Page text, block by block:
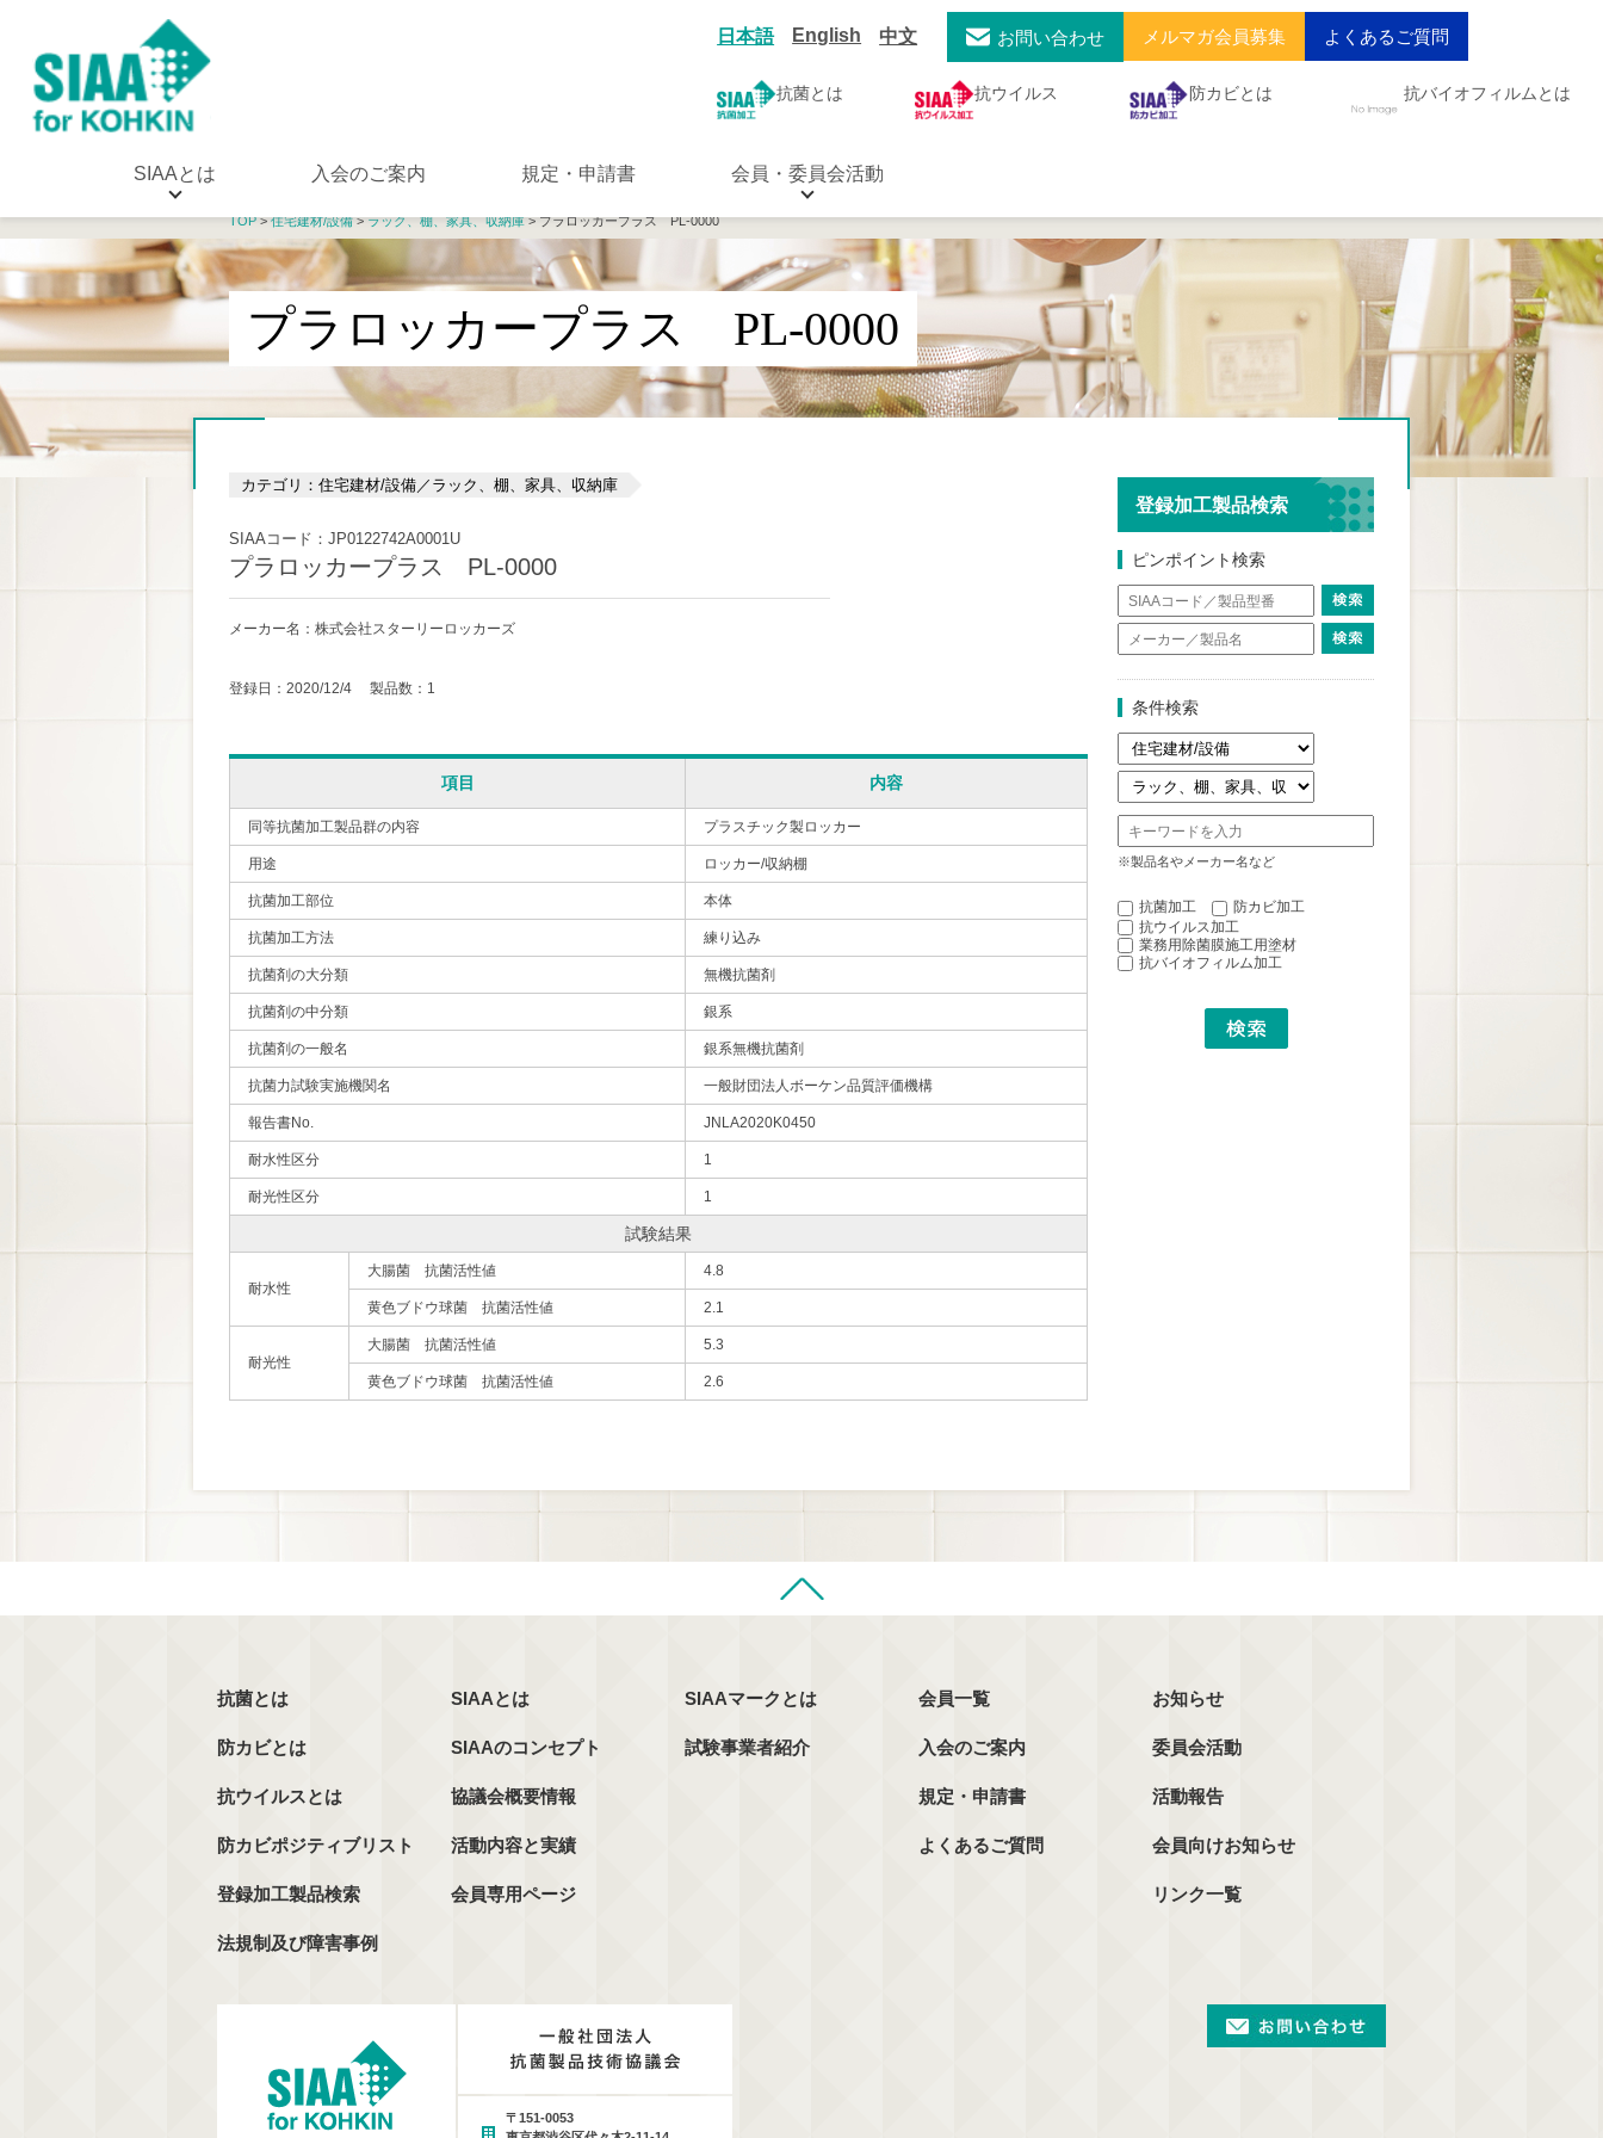
日本語 English 中文 お問い合わせ メルマガ会員募集 よくあるご質問
抗菌とは 抗ウイルス 防カビとは 抗バイオフィルムとは
SIAAとは 入会のご案内 規定・申請書 会員・委員会活動
TOP>住宅建材/設備>ラック、棚、家具、収納庫> プラロッカープラス PL-0000
プラロッカープラス PL-0000
カテゴリ：住宅建材/設備／ラック、棚、家具、収納庫
SIAAコード：JP0122742A0001U
プラロッカープラス PL-0000
メーカー名：株式会社スターリーロッカーズ
登録日：2020/12/4 製品数：1
項目 内容
同等抗菌加工製品群の内容 プラスチック製ロッカー
用途 ロッカー/収納棚
抗菌加工部位 本体
抗菌加工方法 練り込み
抗菌剤の大分類 無機抗菌剤
抗菌剤の中分類 銀系
抗菌剤の一般名 銀系無機抗菌剤
抗菌力試験実施機関名 一般財団法人ボーケン品質評価機構
報告書No. JNLA2020K0450
耐水性区分 1
耐光性区分 1
試験結果
耐水性
大腸菌 抗菌活性値 4.8
黄色ブドウ球菌 抗菌活性値 2.1
耐光性
大腸菌 抗菌活性値 5.3
黄色ブドウ球菌 抗菌活性値 2.6
登録加工製品検索
ピンポイント検索
条件検索
※製品名やメーカー名など
抗菌加工
防カビ加工
抗ウイルス加工
業務用除菌膜施工用塗材
抗バイオフィルム加工
抗菌とは
防カビとは
抗ウイルスとは
防カビポジティブリスト
登録加工製品検索
法規制及び障害事例
SIAAとは
SIAAのコンセプト
協議会概要情報
活動内容と実績
会員専用ページ
SIAAマークとは
試験事業者紹介
会員一覧
入会のご案内
規定・申請書
よくあるご質問
お知らせ
委員会活動
活動報告
会員向けお知らせ
リンク一覧
〒151-0053